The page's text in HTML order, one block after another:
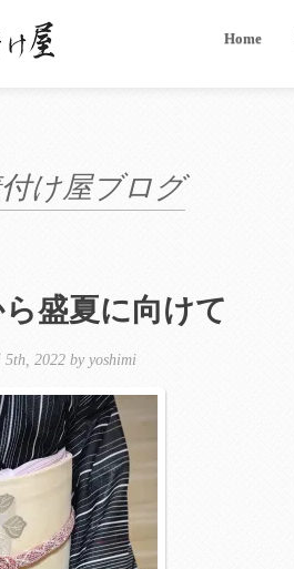
Home
け屋ブログ
盛夏に向けて
5th, 2022 by yoshimi